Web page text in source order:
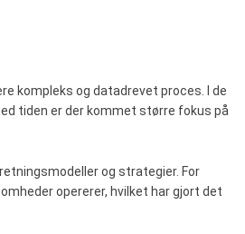
kompleks og datadrevet proces. I de
tiden er der kommet større fokus på
og strategier. For
opererer, hvilket har gjort det